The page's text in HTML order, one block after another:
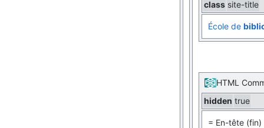
class site-title
École de
HTML
hidden true
= En-tête (fin)